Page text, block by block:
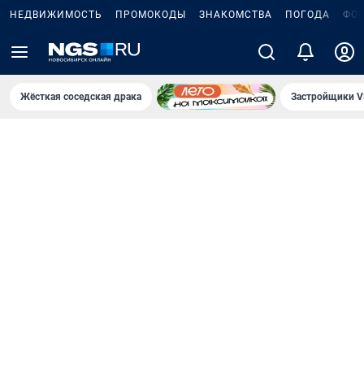
НЕДВИЖИМОСТЬ ПРОМОКОДЫ ЗНАКОМСТВА ПОГОДА
Жёсткая соседская драка Застройщики